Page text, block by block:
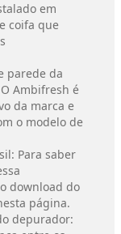
em
coifa que
parede da
Ambifresh é
da marca e
o modelo de
Para saber
download do
página.
depurador: